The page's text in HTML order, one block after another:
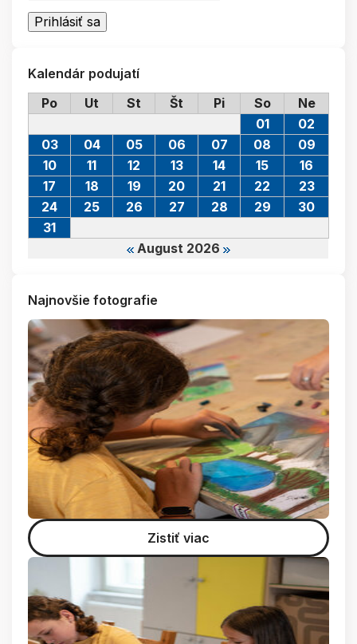
Kalendár podujatí
Po
Ut St Št Pi So Ne
August 2026
01
02
03
04 05 06 07 08
09
10
11 12 13 14 15
16
17
18 19 20 21 22
23
24
25 26 27 28 29
30
31
Najnovšie fotografie
Zistiť viac